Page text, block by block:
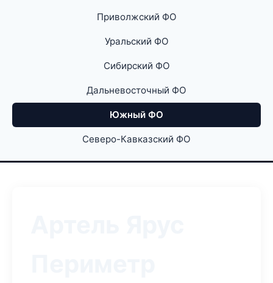
Приволжский ФО
Уральский ФО
Сибирский ФО
Дальневосточный ФО
Южный ФО
Северо-Кавказский ФО